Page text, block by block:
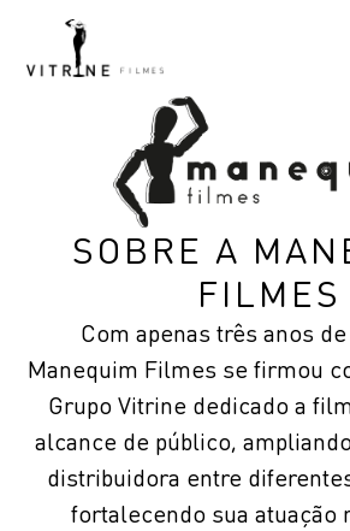
SOBRE A
FILMES
Com apenas três anos
Manequim Filmes se firmou
Grupo Vitrine dedicado a
alcance de público,
distribuidora entre
fortalecendo sua atuação